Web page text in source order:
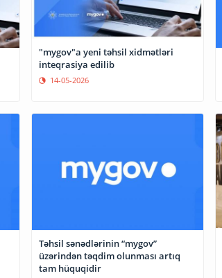
"mygov"a yeni təhsil xidmətləri
inteqrasiya edilib
14-05-2026
Təhsil sənədlərinin “mygov”
üzərindən təqdim olunması artıq
tam hüquqidir